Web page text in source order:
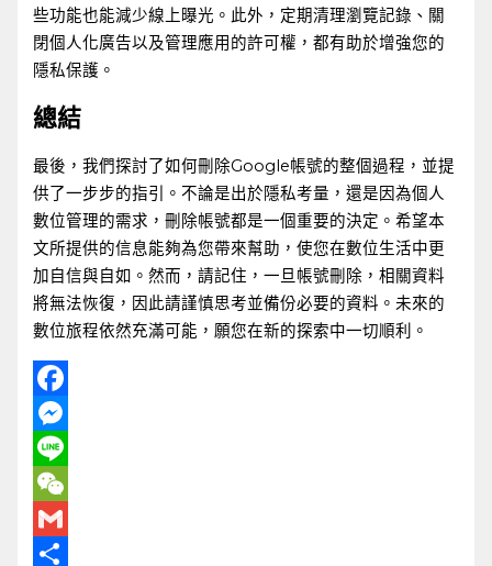
些功能也能減少線上曝光。此外，定期清理瀏覽記錄、關
閉個人化廣告以及管理應用的許可權，都有助於增強您的
隱私保護。⁤
總結
最後，我們探討了如何刪除Google帳號的整個過程，並提
供了一步步的指引。不論是出於隱私考量，還是因為個人
數位管理的需求，刪除帳號都是一個重要的決定。希望本
文所提供的信息能夠為您帶來幫助，使您在數位生活中更
加自信與自如。然而，請記住，一旦帳號刪除，相關資料
將無法恢復，因此請謹慎思考並備份必要的資料。未來的
數位旅程依然充滿可能，願您在新的探索中一切順利。
Facebook
Messenger
Line
WeChat
Gmail